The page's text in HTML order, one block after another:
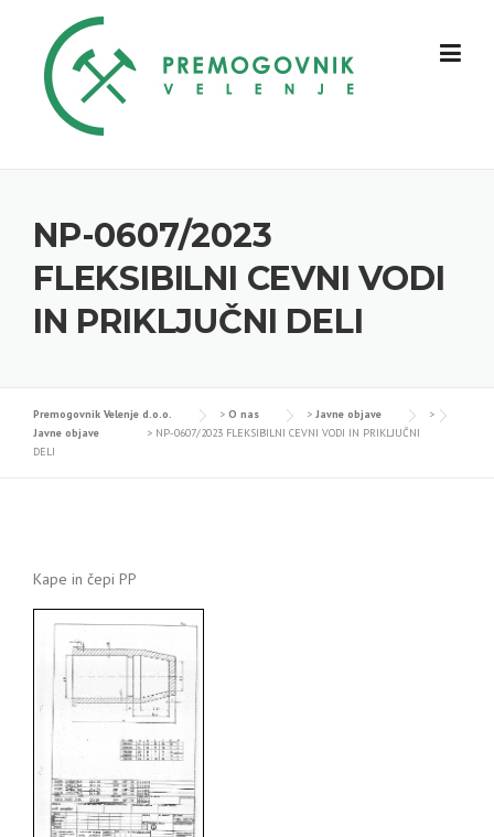
content
NP-0607/2023
FLEKSIBILNI CEVNI VODI
IN PRIKLJUČNI DELI
Premogovnik Velenje d.o.o. > O nas > Javne objave
>
Javne objave
> NP-0607/2023 FLEKSIBILNI CEVNI VODI IN PRIKLJUČNI
DELI
Kape in čepi PP